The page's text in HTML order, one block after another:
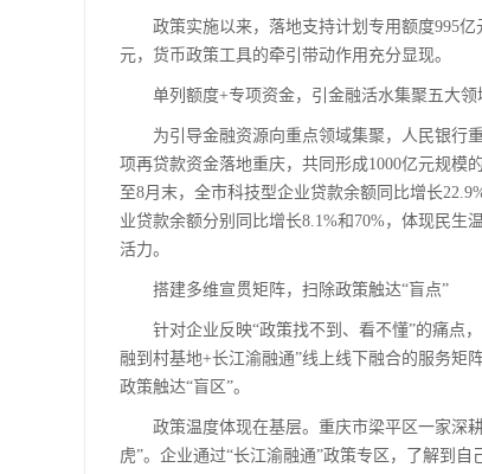
政策实施以来，落地支持计划专用额度995亿
元，货币政策工具的牵引带动作用充分显现。
单列额度+专项资金，引金融活水集聚五大领
为引导金融资源向重点领域集聚，人民银行重
项再贷款资金落地重庆，共同形成1000亿元规模
至8月末，全市科技型企业贷款余额同比增长
业贷款余额分别同比增长8.1%和70%，体现民生
活力。
搭建多维宣贯矩阵，扫除政策触达“盲点”
针对企业反映“政策找不到、看不懂”的痛点，
融到村基地+长江渝融通”线上线下融合的服务矩
政策触达“盲区”。
政策温度体现在基层。重庆市梁平区一家深耕
虎”。企业通过“长江渝融通”政策专区，了解到